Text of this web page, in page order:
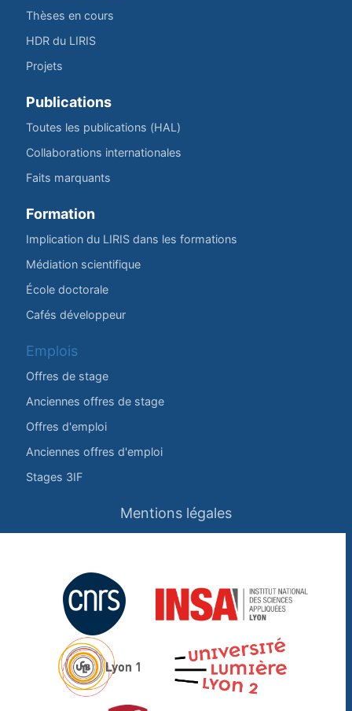
Thèses en cours
HDR du LIRIS
Projets
Publications
Toutes les publications (HAL)
Collaborations internationales
Faits marquants
Formation
Implication du LIRIS dans les formations
Médiation scientifique
École doctorale
Cafés développeur
Emplois
Offres de stage
Anciennes offres de stage
Offres d'emploi
Anciennes offres d'emploi
Stages 3IF
Mentions légales